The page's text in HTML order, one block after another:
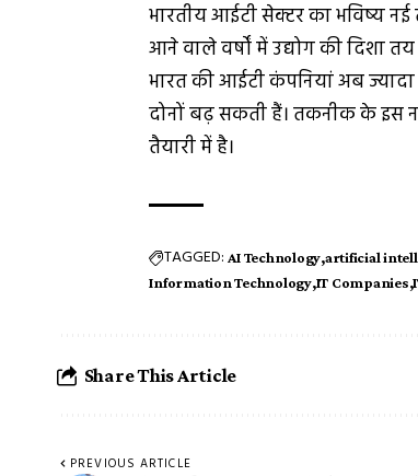
भारतीय आईटी सेक्टर का भविष्य
आने वाले वर्षों में उद्योग की दिशा
भारत की आईटी कंपनियां अब
दोनों बढ़ सकती हैं। तकनीक के इस
तैयारी में है।
TAGGED: AI Technology artificial
Information Technology IT Companies
Share This Article
PREVIOUS ARTICLE